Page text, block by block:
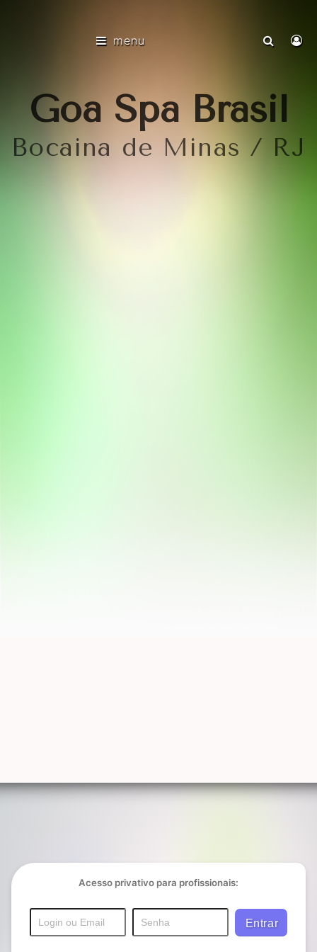
menu
Goa Spa Brasil
Bocaina de Minas / RJ
Acesso privativo para profissionais: